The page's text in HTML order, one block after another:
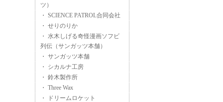
ツ）
・ SCIENCE PATROL合同会社
・ せりのりか
・ 水木しげる奇怪漫画ソフビ
列伝（サンガッツ本舗）
・ サンガッツ本舗
・ シカルナ工房
・ 鈴木製作所
・ Three Wax
・ ドリームロケット